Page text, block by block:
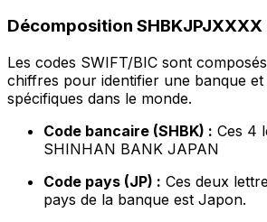
Décomposition SHBKJPJXXXX
Les codes SWIFT/BIC sont
chiffres pour identifier une banque et
spécifiques dans le monde.
Code bancaire (SHBK) : Ces 4
SHINHAN BANK JAPAN
Code pays (JP) : Ces deux
pays de la banque est Japon.